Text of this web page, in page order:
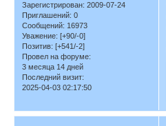
Зарегистрирован: 2009-07-24
Приглашений: 0
Сообщений: 16973
Уважение: [+90/-0]
Позитив: [+541/-2]
Провел на форуме:
3 месяца 14 дней
Последний визит:
2025-04-03 02:17:50